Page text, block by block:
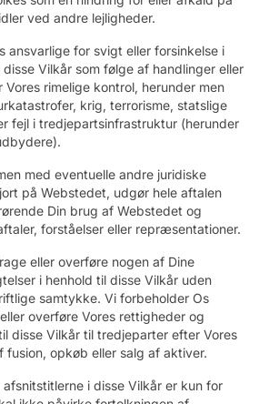
ved andre lejligheder.
ansvarlige for svigt eller forsinkelse i
Vilkår som følge af handlinger eller
rimelige kontrol, herunder men
krig, terrorisme, statslige
fejl i tredjepartsinfrastruktur (herunder
med eventuelle andre juridiske
på Webstedet, udgør hele aftalen
Din brug af Webstedet og
forståelser eller repræsentationer.
eller overføre nogen af Dine
i henhold til disse Vilkår uden
samtykke. Vi forbeholder Os
overføre Vores rettigheder og
disse Vilkår til tredjeparter efter Vores
opkøb eller salg af aktiver.
i disse Vilkår er kun for